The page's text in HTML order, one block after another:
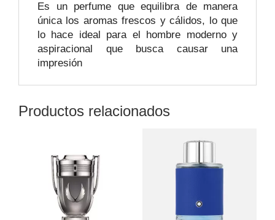
Es un perfume que equilibra de manera
única los aromas frescos y cálidos, lo que
lo hace ideal para el hombre moderno y
aspiracional que busca causar una
impresión
Productos relacionados